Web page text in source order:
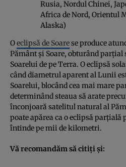
Rusia, Nordul Chinei,
Africa de Nord, Orientul
Alaska)
Oeclipsă de Soarese produce
Pământ şi Soare, obturând
Soarelui de pe Terra. O eclipsă
când diametrul aparent al Lunii
Soarelui, blocând cea mai mare
determinând steaua să arate
înconjoară satelitul natural al
poate apărea ca o eclipsă parţială
întinde pe mii de kilometri.
Vă recomandăm să citiţi şi: